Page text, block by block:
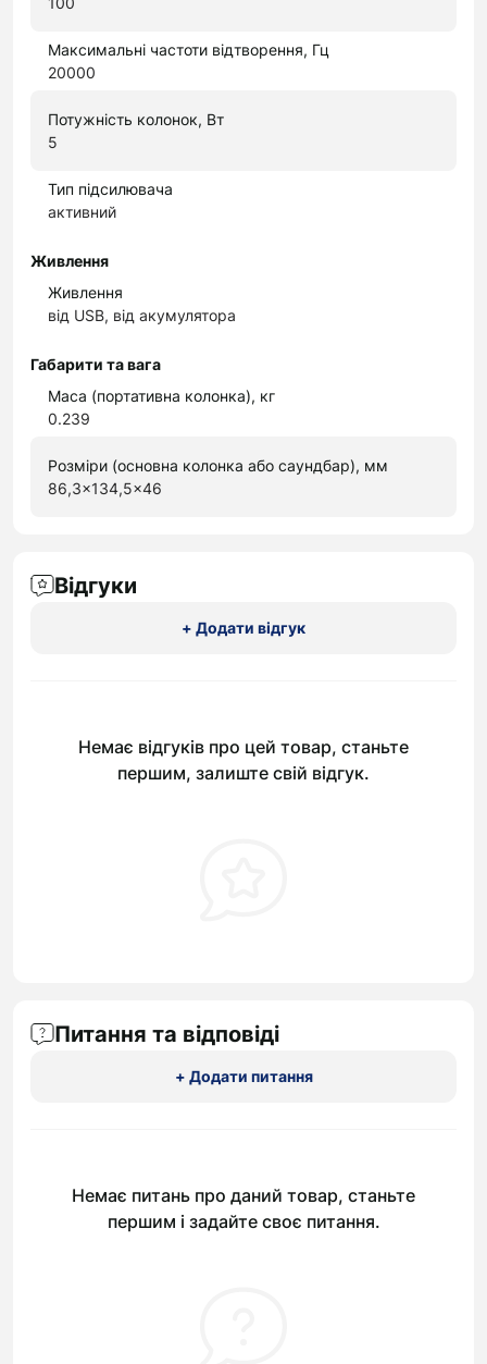
Максимальні частоти відтворення, Гц
20000
Потужність колонок, Вт
5
Тип підсилювача
активний
Живлення
Живлення
від USB, від акумулятора
Габарити та вага
Маса (портативна колонка), кг
0.239
Розміри (основна колонка або саундбар), мм
86,3x134,5x46
Відгуки
+ Додати відгук
Немає відгуків про цей товар, станьте
першим, залиште свій відгук.
Питання та відповіді
+ Додати питання
Немає питань про даний товар, станьте
першим і задайте своє питання.